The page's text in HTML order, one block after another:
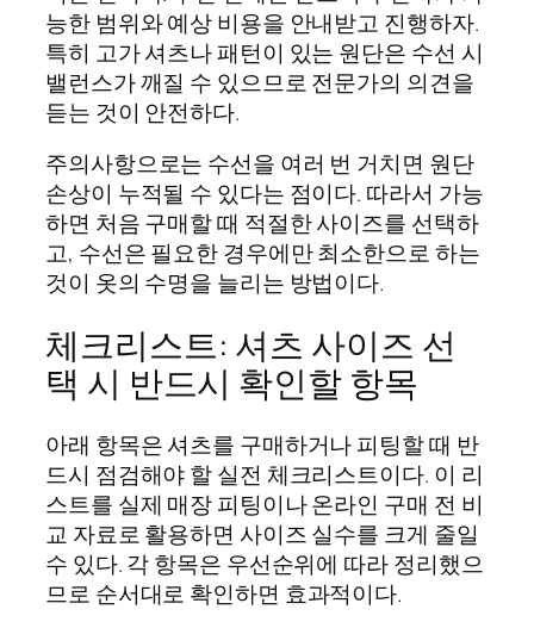
능한 범위와 예상 비용을 안내받고 진행하자.
특히 고가 셔츠나 패턴이 있는 원단은 수선 시
밸런스가 깨질 수 있으므로 전문가의 의견을
듣는 것이 안전하다.
주의사항으로는 수선을 여러 번 거치면 원단
손상이 누적될 수 있다는 점이다. 따라서 가능
하면 처음 구매할 때 적절한 사이즈를 선택하
고, 수선은 필요한 경우에만 최소한으로 하는
것이 옷의 수명을 늘리는 방법이다.
체크리스트: 셔츠 사이즈 선
택 시 반드시 확인할 항목
아래 항목은 셔츠를 구매하거나 피팅할 때 반
드시 점검해야 할 실전 체크리스트이다. 이 리
스트를 실제 매장 피팅이나 온라인 구매 전 비
교 자료로 활용하면 사이즈 실수를 크게 줄일
수 있다. 각 항목은 우선순위에 따라 정리했으
므로 순서대로 확인하면 효과적이다.